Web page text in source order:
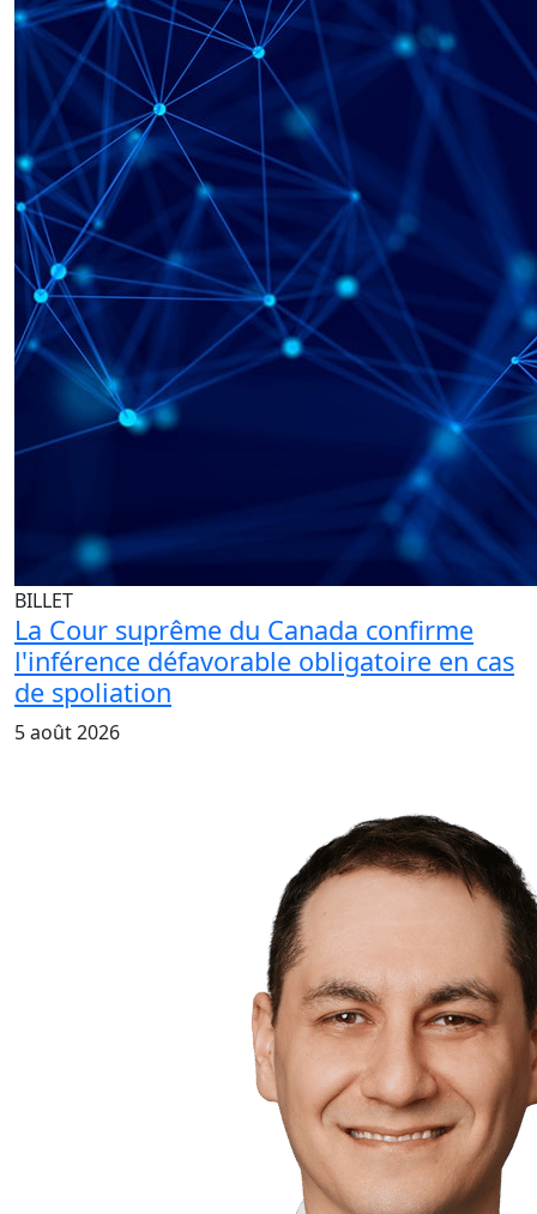
BILLET
La Cour suprême du Canada confirme
l'inférence défavorable obligatoire en cas
de spoliation
5 août 2026